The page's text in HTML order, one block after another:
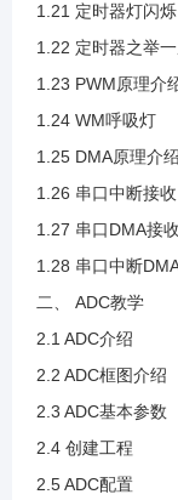
1.21 定时器灯闪烁
1.22 定时器之举
1.23 PWM原理介
1.24 WM呼吸灯
1.25 DMA原理介绍
1.26 串口中断接收
1.27 串口DMA接收
1.28 串口中断
二、 ADC教学
2.1 ADC介绍
2.2 ADC框图介绍
2.3 ADC基本参数
2.4 创建工程
2.5 ADC配置